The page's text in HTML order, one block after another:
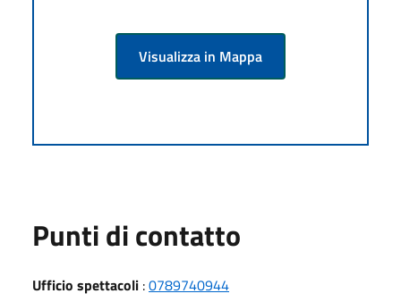
Visualizza in Mappa
Punti di contatto
Ufficio spettacoli :0789740944